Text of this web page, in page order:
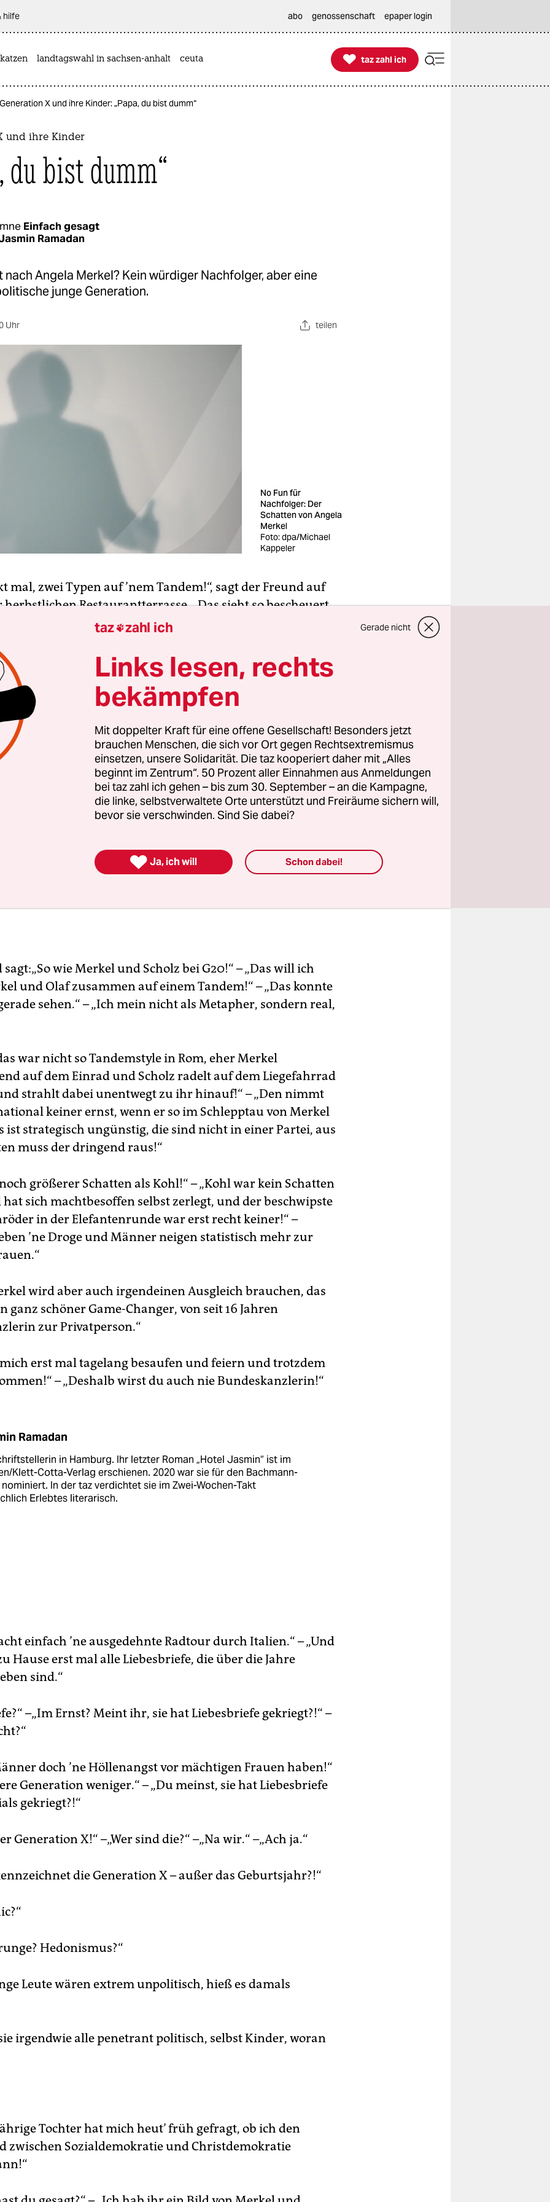
hilfe abo genossenschaft epaper login
katzen landtagswahl in sachsen-anhalt ceuta 
taz zahl ich
taz zahl ich
Generation X und ihre Kinder: „Papa, du bist dumm“
und ihre Kinder
du bist dumm“
Einfach gesagt
Ramadan
nach Angela Merkel? Kein würdiger Nachfolger, aber eine
junge Generation.
Uhr teilen
No Fun für
Nachfolger: Der
Schatten von Angela
Merkel
Foto: dpa/Michael
Kappeler
mal, zwei Typen auf ’nem Tandem!“, sagt der Freund auf
herbstlichen Restaurantterrasse. „Das sieht so bescheuert
hab ich nie verstanden!“, sagt der andere Freund. „Na,
der andere tritt mit, das erhöht den Antrieb!“
geht es eben nicht bloß um Autonomie, sondern um
um vertrauensbildende Maßnahmen“, mischt eine
vom Nebentisch sich ein.
wie Merkel und Scholz bei G20!“ – „Das will ich
und Olaf zusammen auf einem Tandem!“ – „Das konnte
sehen.“ – „Ich mein nicht als Metapher, sondern real,
war nicht so Tandemstyle in Rom, eher Merkel
auf dem Einrad und Scholz radelt auf dem Liegefahrrad
strahlt dabei unentwegt zu ihr hinauf!“ – „Den nimmt
keiner ernst, wenn er so im Schlepptau von Merkel
ist strategisch ungünstig, die sind nicht in einer Partei, aus
muss der dringend raus!“
größerer Schatten als Kohl!“ – „Kohl war kein Schatten
sich machtbesoffen selbst zerlegt, und der beschwipste
in der Elefantenrunde war erst recht keiner!“ –
’ne Droge und Männer neigen statistisch mehr zur
wird aber auch irgendeinen Ausgleich brauchen, das
ganz schöner Game-Changer, von seit 16 Jahren
zur Privatperson.“
erst mal tagelang besaufen und feiern und trotzdem
– „Deshalb wirst du auch nie Bundeskanzlerin!“
Ramadan
in Hamburg. Ihr letzter Roman „Hotel Jasmin“ ist im
Klett-Cotta-Verlag erschienen. 2020 war sie für den Bachmann-
nominiert. In der taz verdichtet sie im Zwei-­Wochen-Takt
Erlebtes literarisch.
einfach ’ne ausgedehnte Radtour durch Italien.“ – „Und
Hause erst mal alle Liebesbriefe, die über die Jahre
sind.“
–„Im Ernst? Meint ihr, sie hat Liebesbriefe gekriegt?!“ –
doch ’ne Höllenangst vor mächtigen Frauen haben!“
Generation weniger.“ – „Du meinst, sie hat Liebesbriefe
gekriegt?!“
Generation X!“ –„Wer sind die?“ –„Na wir.“ –„Ach ja.“
die Generation X – außer das Geburtsjahr?!“
Hedonismus?“
Leute wären extrem unpolitisch, hieß es damals
irgendwie alle penetrant politisch, selbst Kinder, woran
Tochter hat mich heut’ früh gefragt, ob ich den
zwischen Sozialdemokratie und Christdemokratie
taz zahl ich Gerade nicht
Links lesen, rechts
bekämpfen
Mit doppelter Kraft für eine offene Gesellschaft! Besonders jetzt
brauchen Menschen, die sich vor Ort gegen Rechtsextremismus
einsetzen, unsere Solidarität. Die taz kooperiert daher mit „Alles
beginnt im Zentrum“. 50 Prozent aller Einnahmen aus Anmeldungen
bei taz zahl ich gehen – bis zum 30. September – an die Kampagne,
die linke, selbstverwaltete Orte unterstützt und Freiräume sichern will,
bevor sie verschwinden. Sind Sie dabei?
 Ja, ich will Schon dabei!